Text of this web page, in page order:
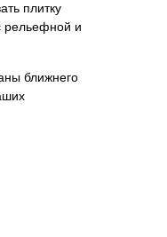
плитку
рельефной и
ближнего